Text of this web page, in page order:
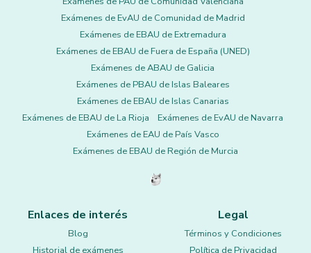
Exámenes de EvAU de Comunidad de Madrid
Exámenes de EBAU de Extremadura
Exámenes de EBAU de Fuera de España (UNED)
Exámenes de ABAU de Galicia
Exámenes de PBAU de Islas Baleares
Exámenes de EBAU de Islas Canarias
Exámenes de EBAU de La Rioja
Exámenes de EvAU de Navarra
Exámenes de EAU de País Vasco
Exámenes de EBAU de Región de Murcia
Enlaces de interés
Blog
Historial de exámenes
Legal
Términos y Condiciones
Política de Privacidad